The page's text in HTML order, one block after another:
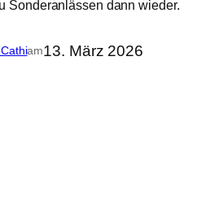
Sonderanlässen dann wieder.
am13. März 2026